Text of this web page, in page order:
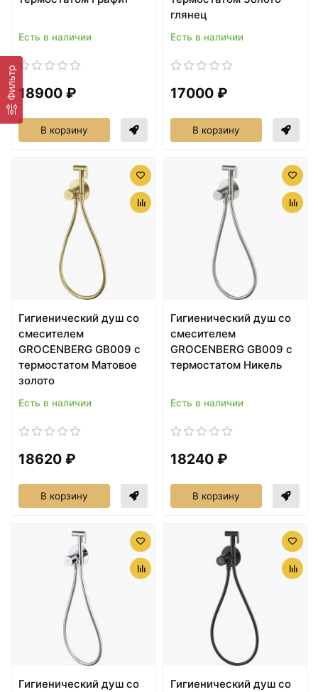
Фильтр
Есть в наличии
18900 ₽
В корзину
глянец
Есть в наличии
17000 ₽
В корзину
Гигиенический душ со
смесителем
GROCENBERG GB009 с
термостатом Матовое
золото
Есть в наличии
18620 ₽
В корзину
Гигиенический душ со
смесителем
GROCENBERG GB009 с
термостатом Никель
Есть в наличии
18240 ₽
В корзину
Гигиенический душ со
Гигиенический душ со